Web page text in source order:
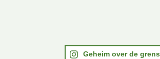
Geheim over de grens